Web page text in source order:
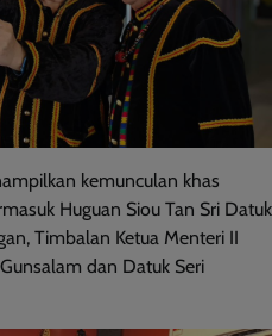
kemunculan khas
Huguan Siou Tan Sri Datuk
Timbalan Ketua Menteri II
dan Datuk Seri